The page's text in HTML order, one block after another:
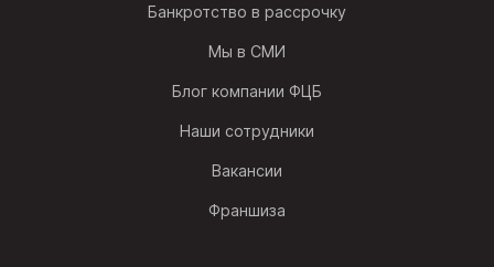
Банкротство в рассрочку
Мы в СМИ
Блог компании ФЦБ
Наши сотрудники
Вакансии
Франшиза